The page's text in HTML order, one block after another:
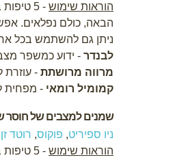
הוראות שימוש - 5 טיפות במבער או דיפיוזר, או 2 טיפות על טישיו ולהריח
הבאה, כולם נפלאים. אפשר לערבב סה"כ 6 טיפות בהרכב הרצוי
ניתן גם להשתמש בכל
לבנדר - ידוע כמשפר
מרווה מרושתת - עוזרת
קמומיל רומאי - מפחית
שמנים למצבים של חוסר
ניו ספיריט, פוקוס, רוטד זן
הוראות שימוש - 5 טיפות במבער או דיפיוזר, או 2 טיפות על טישיו ולהריח